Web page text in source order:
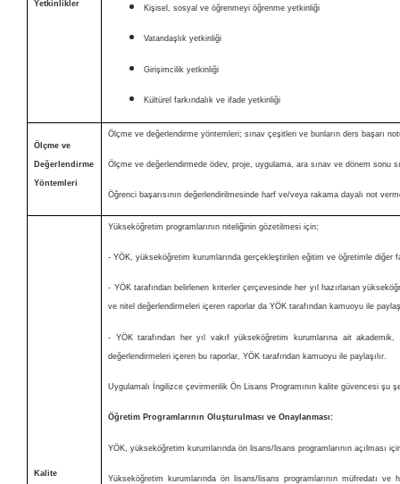
Yetkinlikler
Kişisel, sosyal ve öğrenmeyi öğrenme yetkinliği
Vatandaşlık yetkinliği
Girişimcilik yetkinliği
Kültürel farkındalık ve ifade yetkinliği
Ölçme ve
Değerlendirme
Yöntemleri
Ölçme ve değerlendirme yöntemleri; sınav çeşitleri ve bunların ders başarı
Ölçme ve değerlendirmede ödev, proje, uygulama, ara sınav ve dönem sonu
Öğrenci başarısının değerlendirilmesinde harf ve/veya rakama dayalı not
Kalite
Yükseköğretim programlarının niteliğinin gözetilmesi için;
- YÖK, yükseköğretim kurumlarında gerçekleştirilen eğitim ve öğretimle
- YÖK tarafından belirlenen kriterler çerçevesinde her yıl hazırlanan
ve nitel değerlendirmeleri içeren raporlar da YÖK tarafından kamuoyu ile
- YÖK tarafından her yıl vakıf yükseköğretim kurumlarına ait
değerlendirmeleri içeren bu raporlar, YÖK tarafından kamuoyu ile paylaşılır.
Uygulamalı İngilizce çevirmenlik Ön Lisans Programının kalite güvencesi şu
Öğretim Programlarının Oluşturulması ve Onaylanması:
YÖK, yükseköğretim kurumlarında ön lisans/lisans programlarının açılması
Yükseköğretim kurumlarında ön lisans/lisans programlarının müfredatı